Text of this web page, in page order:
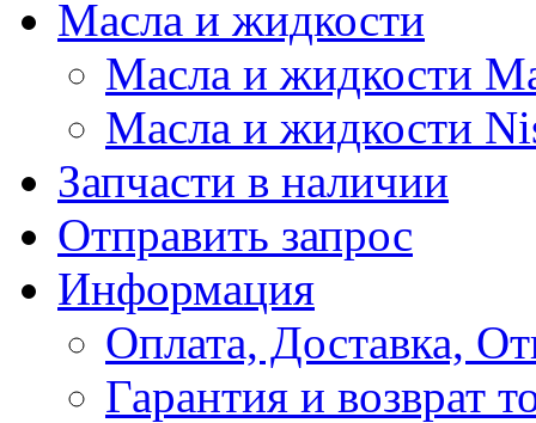
Масла и жидкости
Масла и жидкости
Масла и жидкости
Запчасти в наличии
Отправить запрос
Информация
Оплата, Доставка,
Гарантия и возврат